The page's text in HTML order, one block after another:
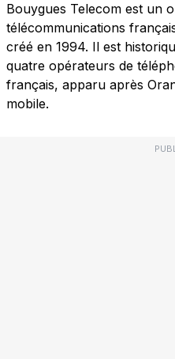
Bouygues Telecom est un
télécommunications
créé en 1994. Il est
quatre opérateurs de
français, apparu après
mobile.